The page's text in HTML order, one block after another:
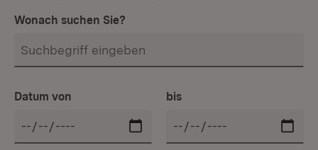
Wonach suchen Sie?
Datum von bis